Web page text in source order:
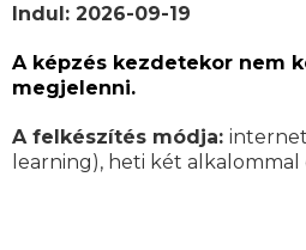
Indul: 2026-09-19
A képzés kezdetekor nem
megjelenni.
A felkészítés módja:
learning), heti két alkalommal